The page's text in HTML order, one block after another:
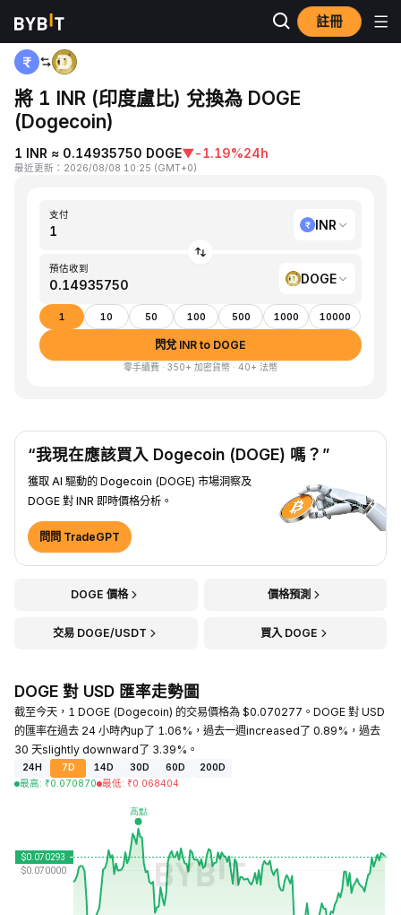
註冊
首頁 INR to DOGE
將 1 INR (印度盧比) 兌換為 DOGE
(Dogecoin)
1 INR ≈ 0.14935750 DOGE▼-1.19%24h
最近更新 ： 2026/08/08 10:25 (GMT+0)
支付
INR
預估收到
DOGE
1 10 50 100 500 1000 10000
閃兌 INR to DOGE
零手續費 · 350+ 加密貨幣 · 40+ 法幣
“我現在應該買入 Dogecoin (DOGE) 嗎？”
獲取 AI 驅動的 Dogecoin (DOGE) 市場洞察及
DOGE 對 INR 即時價格分析。
問問 TradeGPT
DOGE 價格 價格預測
交易 DOGE/USDT 買入 DOGE
DOGE 對 USD 匯率走勢圖
截至今天，1 DOGE (Dogecoin) 的交易價格為 $0.070277。DOGE 對 USD
的匯率在過去 24 小時內up了 1.06%，過去一週increased了 0.89%，過去
30 天slightly downward了 3.39%。
24H 7D 14D 30D 60D
200D
最高: ₹0.070870 最低: ₹0.068404